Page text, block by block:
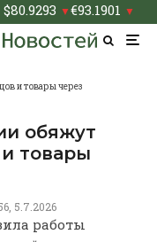
$80.9293 ▼€93.1901 ▼
и товары через
обяжут
товары
5.7.2026
работы